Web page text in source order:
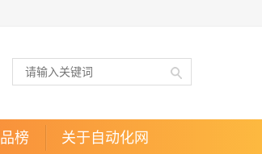
榜 关于自动化网